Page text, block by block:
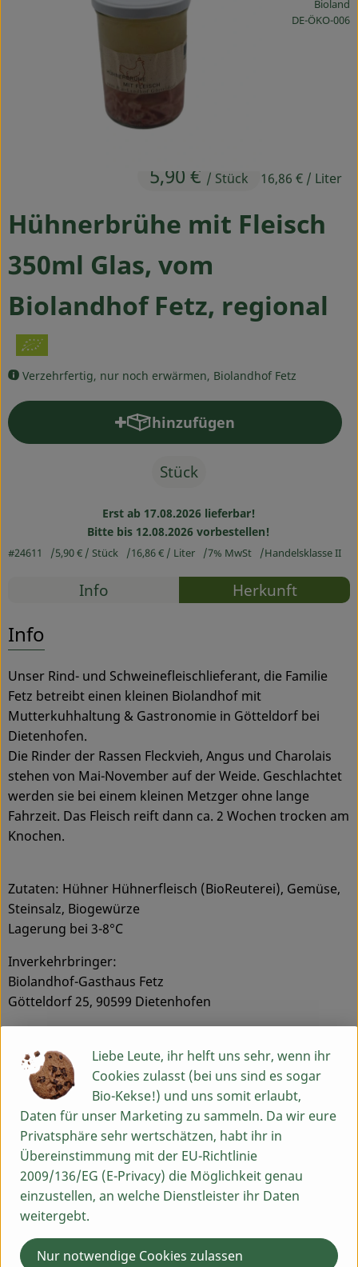
Obst & Gemüse
Drogerie
Über uns
Blog & Aktuelles
Hühnerbrühe mit Fleisch
350ml Glas, vom
Biolandhof Fetz, regional
Verzehrfertig, nur noch erwärmen, Biolandhof Fetz
5,90 € / Stück 16,86 € / Liter
Bioland
,DE-ÖKO-006
hinzufügen
Produkt zum Warenkorb
Stück
Erst ab 17.08.2026 lieferbar!
Bitte bis 12.08.2026 vorbestellen!
#24611 5,90 € / Stück 16,86 € / Liter 7% MwSt Handelsklasse II
Rezepte
Info Herkunft
Info
Unser Rind- und Schweinefleischlieferant, die Familie
Fetz betreibt einen kleinen Biolandhof mit
Mutterkuhhaltung & Gastronomie in Götteldorf bei
Dietenhofen.
Die Rinder der Rassen Fleckvieh, Angus und Charolais
stehen von Mai-November auf der Weide. Geschlachtet
werden sie bei einem kleinen Metzger ohne lange
Fahrzeit. Das Fleisch reift dann ca. 2 Wochen trocken am
Knochen.
Zutaten: Hühner Hühnerfleisch (BioReuterei), Gemüse,
Steinsalz, Biogewürze
Lagerung bei 3-8°C
Inverkehrbringer:
Biolandhof-Gasthaus Fetz
Götteldorf 25, 90599 Dietenhofen
Produktinformationen
Herkunft
Hersteller: Biolandhof Fetz
90599 Götteldorf, Dietenhofen
Liebe Leute, ihr helft uns sehr, wenn ihr
Cookies zulasst (bei uns sind es sogar
Bio-Kekse!) und uns somit erlaubt,
Daten für unser Marketing zu sammeln. Da wir eure
Privatsphäre sehr wertschätzen, habt ihr in
Übereinstimmung mit der EU-Richtlinie
2009/136/EG (E-Privacy) die Möglichkeit genau
einzustellen, an welche Dienstleister ihr Daten
weitergebt.
Nur notwendige Cookies zulassen